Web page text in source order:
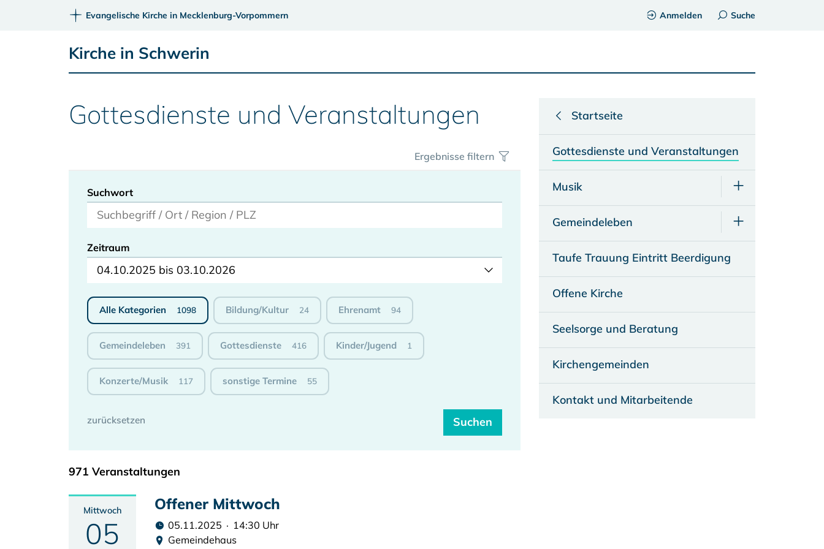
Evangelische Kirche in Mecklenburg-Vorpommern Anmelden Suche
Kirche in Schwerin
Gottesdienste und Veranstaltungen
Ergebnisse filtern
Suchwort
Zeitraum
04.10.2025 bis 03.10.2026
Alle Kategorien 1098 Bildung/Kultur 24 Ehrenamt 94
Gemeindeleben 391 Gottesdienste 416 Kinder/Jugend 1
Konzerte/Musik 117 sonstige Termine 55
971 Veranstaltungen
Mittwoch
05
Offener Mittwoch
05.11.2025 · 14:30 Uhr
Gemeindehaus
Startseite
Gottesdienste und Veranstaltungen
Musik
Gemeindeleben
Taufe Trauung Eintritt Beerdigung
Offene Kirche
Seelsorge und Beratung
Kirchengemeinden
Kontakt und Mitarbeitende